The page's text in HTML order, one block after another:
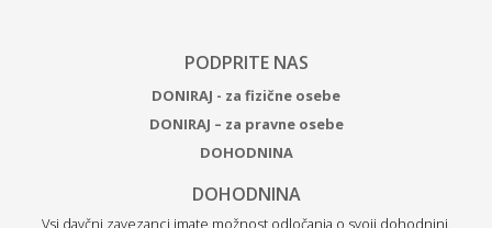
PODPRITE NAS
DONIRAJ - za fizične osebe
DONIRAJ – za pravne osebe
DOHODNINA
DOHODNINA
Vsi davčni zavezanci imate možnost odločanja o svoji dohodnini.